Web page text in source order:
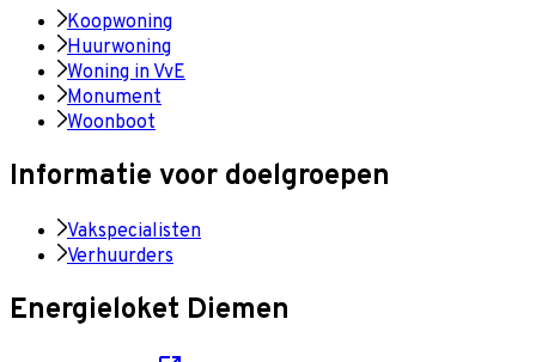
Koopwoning
Huurwoning
Woning in VvE
Monument
Woonboot
Informatie voor doelgroepen
Vakspecialisten
Verhuurders
Energieloket Diemen